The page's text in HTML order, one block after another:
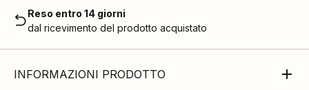
Reso entro 14 giorni
dal ricevimento del prodotto acquistato
INFORMAZIONI PRODOTTO